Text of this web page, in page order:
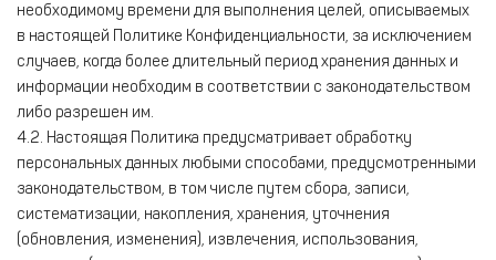
необходимому времени для выполнения целей, описываемых
в настоящей Политике Конфиденциальности, за исключением
случаев, когда более длительный период хранения данных и
информации необходим в соответствии с законодательством
либо разрешен им.
4.2. Настоящая Политика предусматривает обработку
персональных данных любыми способами, предусмотренными
законодательством, в том числе путем сбора, записи,
систематизации, накопления, хранения, уточнения
(обновления, изменения), извлечения, использования,